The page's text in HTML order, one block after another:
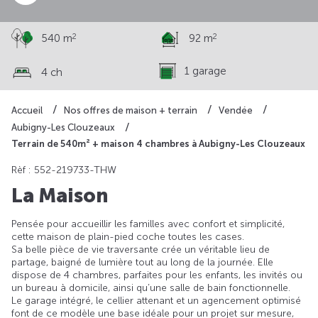
Accueil Nos offres de maison + terrain
Vendée
Aubigny-Les Clouzeaux
Terrain de 540m² + maison 4 chambres à Aubigny-Les Clouzeaux
540 m2 92 m2
4 ch 1 garage
Rèf : 552-219733-THW
La Maison
Pensée pour accueillir les familles avec confort et simplicité,
cette maison de plain-pied coche toutes les cases.
Sa belle pièce de vie traversante crée un véritable lieu de
partage, baigné de lumière tout au long de la journée. Elle
dispose de 4 chambres, parfaites pour les enfants, les invités ou
un bureau à domicile, ainsi qu’une salle de bain fonctionnelle.
Le garage intégré, le cellier attenant et un agencement optimisé
font de ce modèle une base idéale pour un projet sur mesure,